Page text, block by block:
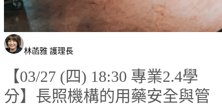
林菡雅 護理長
【03/27 (四) 18:30 專業2.4學
分】長照機構的用藥安全與管